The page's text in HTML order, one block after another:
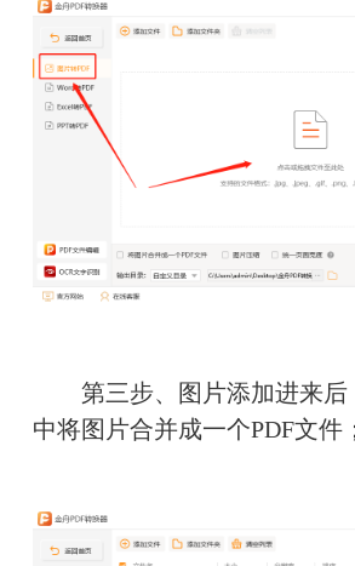
第三步、图片添加进来后
中将图片合并成一个PDF文件